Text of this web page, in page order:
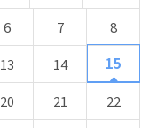
6 7
8
13 14 15
20 21
22